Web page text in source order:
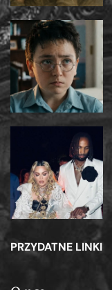
PRZYDATNE LINKI